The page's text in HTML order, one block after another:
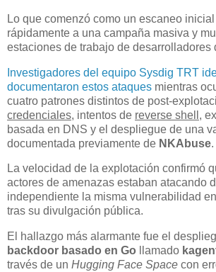
Lo que comenzó como un escaneo
rápidamente a una campaña masiva y
estaciones de trabajo de desarrolladores
Investigadores del equipo Sysdig TRT
documentaron estos ataques mientras
cuatro patrones distintos de post-
credenciales, intentos de reverse shell ,
basada en DNS y el despliegue de una
documentada previamente de NKAbuse.
La velocidad de la explotación confirmó
actores de amenazas estaban atacando
independiente la misma vulnerabilidad
tras su divulgación pública.
El hallazgo más alarmante fue el
backdoor basado en Go llamado
través de un Hugging Face Space con